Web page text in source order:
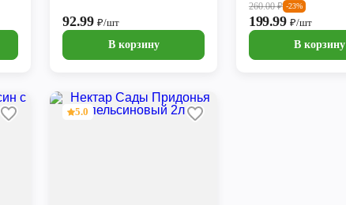
92.99₽/шт
В корзину
260.00₽ -23%
199.99₽/шт
В корзину
5.0